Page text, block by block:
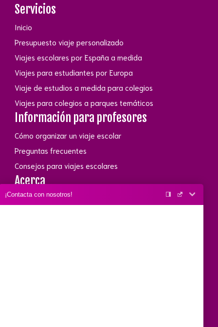
Servicios
Inicio
Presupuesto viaje personalizado
Viajes escolares por España a medida
Viajes para estudiantes por Europa
Viaje de estudios a medida para colegios
Viajes para colegios a parques temáticos
Información para profesores
Cómo organizar un viaje escolar
Preguntas frecuentes
Consejos para viajes escolares
Acerca
Conócenos
¡Contacta con nosotros!